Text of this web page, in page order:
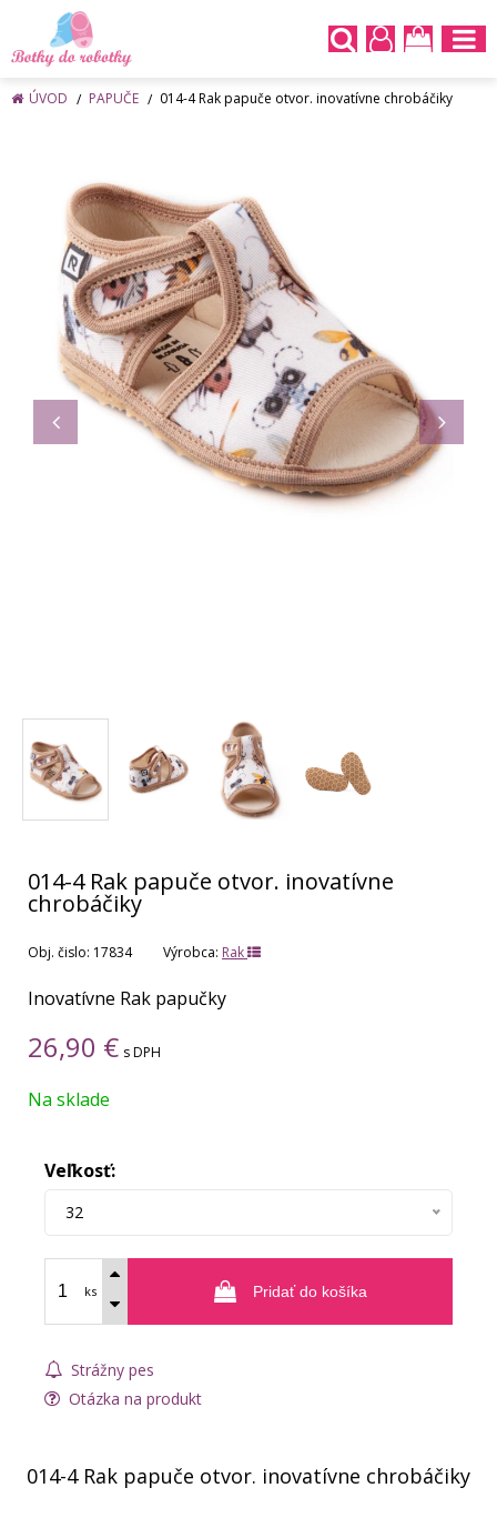
ÚVOD PAPUČE 014-4 Rak papuče otvor. inovatívne chrobáčiky
014-4 Rak papuče otvor. inovatívne
chrobáčiky
Obj. čislo: 17834 Výrobca: Rak
Inovatívne Rak papučky
26,90 € s DPH
Na sklade
Veľkosť:
32
ks Pridať do košíka
Strážny pes
Otázka na produkt
014-4 Rak papuče otvor. inovatívne chrobáčiky